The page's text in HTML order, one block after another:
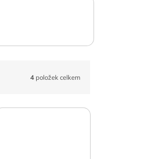
4 položek celkem